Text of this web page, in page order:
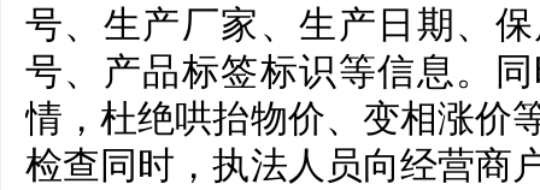
号、生产厂家、生产日期、
号、产品标签标识等信息。
情，杜绝哄抬物价、变相涨价
检查同时，执法人员向经营商